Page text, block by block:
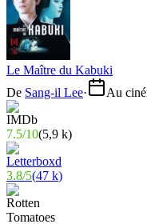
Le Maître du Kabuki
De Sang-il Lee· Au
7.5/10(5,9 k)
3.8/5(47 k)